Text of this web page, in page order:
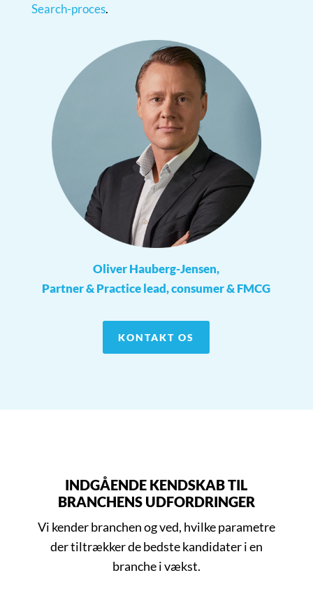
Search-proces.
Oliver Hauberg-Jensen,
Partner & Practice lead, consumer & FMCG
KONTAKT OS
INDGÅENDE KENDSKAB TIL
BRANCHENS UDFORDRINGER
Vi kender branchen og ved, hvilke parametre
der tiltrækker de bedste kandidater i en
branche i vækst.